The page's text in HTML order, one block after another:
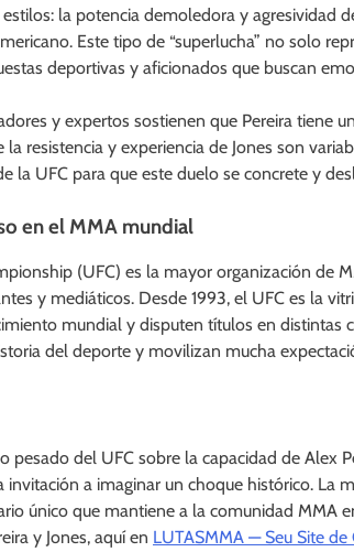
la potencia demoledora y agresividad
Este tipo de “superlucha” no solo
deportivas y aficionados que buscan
y expertos sostienen que Pereira tiene un
resistencia y experiencia de Jones son
la UFC para que este duelo se concrete y
en el MMA mundial
(UFC) es la mayor organización de
y mediáticos. Desde 1993, el UFC es la
mundial y disputen títulos en distintas
del deporte y movilizan mucha
pesado del UFC sobre la capacidad de Alex
invitación a imaginar un choque histórico. La
único que mantiene a la comunidad MMA
y Jones, aquí en LUTASMMA — Seu Site de